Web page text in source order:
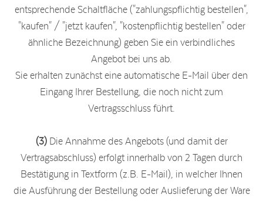
entsprechende Schaltfläche ("zahlungspflichtig bestellen",
"kaufen" / "jetzt kaufen", "kostenpflichtig bestellen" oder
ähnliche Bezeichnung) geben Sie ein verbindliches
Angebot bei uns ab.
Sie erhalten zunächst eine automatische E-Mail über den
Eingang Ihrer Bestellung, die noch nicht zum
Vertragsschluss führt.
(3)Die Annahme des Angebots (und damit der
Vertragsabschluss) erfolgt innerhalb von 2 Tagen durch
Bestätigung in Textform (z.B. E-Mail), in welcher Ihnen
die Ausführung der Bestellung oder Auslieferung der Ware